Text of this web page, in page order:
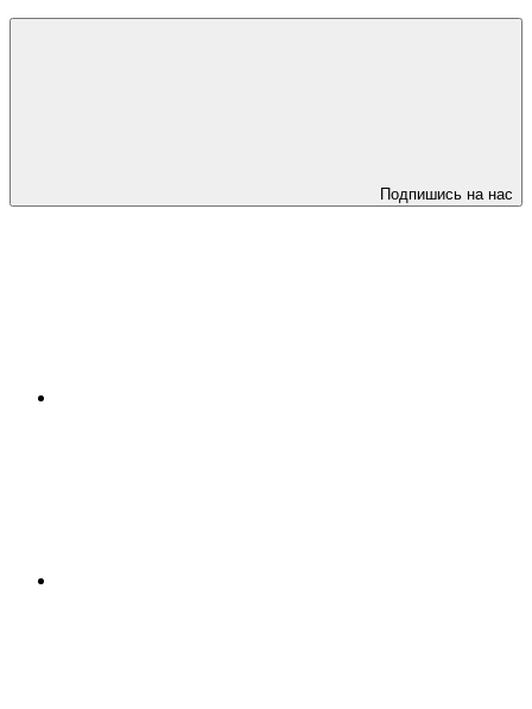
Подпишись на нас